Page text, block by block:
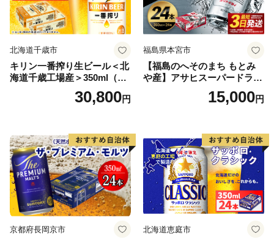
北海道千歳市
キリン一番搾り生ビール＜北
海道千歳工場産＞350ml（24
30,800円
福島県本宮市
【福島のへそのまち もとみ
や産】アサヒスーパードライ
350ml×24本 合計8.4L 1ケー
ス アルコール度数5% 缶ビー
口 送料無料 カメイ 本宮市
【07214-0206】
15,000円
京都府長岡京市 北海道恵庭市